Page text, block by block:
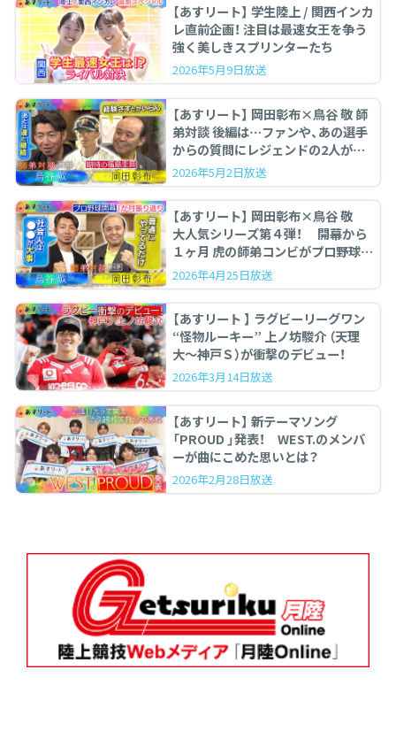
【あすリート】 学生陸上 / 関西インカ
レ直前企画！ 注目は最速女王を争う
強く美しきスプリンターたち
2026年5月9日放送
【あすリート】 岡田彰布×鳥谷 敬 師
弟対談 後編は…ファンや、あの選手
からの質問にレジェンドの2人が答
えます。
2026年5月2日放送
【あすリート】 岡田彰布×鳥谷 敬
大人気シリーズ第４弾！ 開幕から
１ヶ月 虎の師弟コンビがプロ野球を
ぶった斬る！
2026年4月25日放送
【あすリート 】 ラグビーリーグワン
“怪物ルーキー” 上ノ坊駿介 （天理
大〜神戸Ｓ）が衝撃のデビュー！
2026年3月14日放送
【あすリート】 新テーマソング
「PROUD 」発表！ WEST.のメンバ
ーが曲にこめた思いとは？
2026年2月28日放送